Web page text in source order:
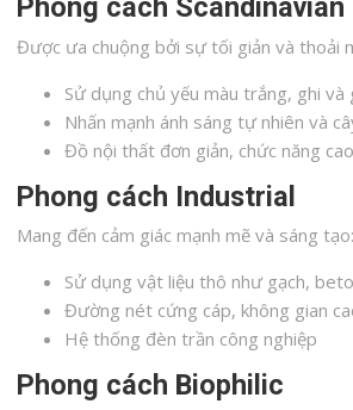
Phong cách Scandinavian
Được ưa chuộng bởi sự tối giản và thoải
Sử dụng chủ yếu màu trắng, ghi và
Nhấn mạnh ánh sáng tự nhiên và
Đồ nội thất đơn giản, chức năng cao
Phong cách Industrial
Mang đến cảm giác mạnh mẽ và sáng tạo:
Sử dụng vật liệu thô như gạch,
Đường nét cứng cáp, không gian
Hệ thống đèn trần công nghiệp
Phong cách Biophilic